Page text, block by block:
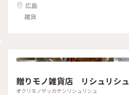
広島
雑貨
贈りモノ雑貨店 リシュリシュ
オクリモノザッカテンリシュリシュ